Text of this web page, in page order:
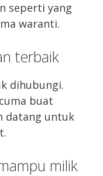
seperti yang
waranti.
terbaik
dihubungi.
buat
datang untuk
milik